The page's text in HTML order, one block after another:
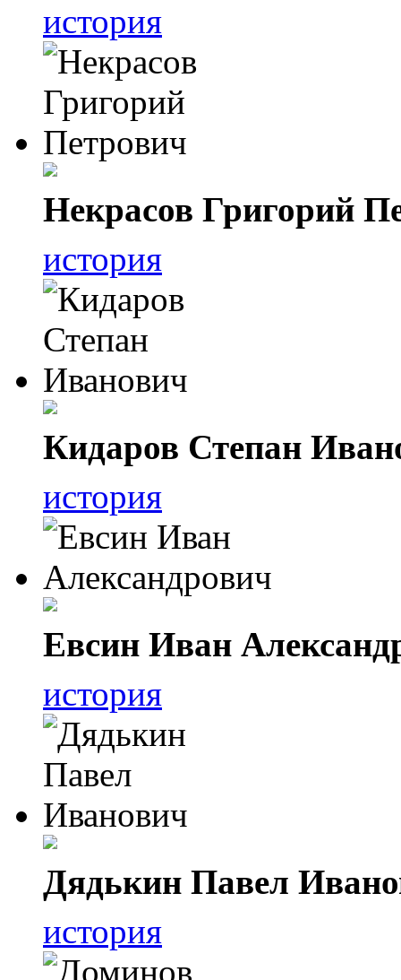
история
Некрасов Григорий
история
Кидаров Степан
история
Евсин Иван
история
Дядькин Павел
история